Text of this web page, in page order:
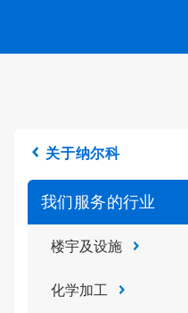
关于纳尔科
我们服务的行业
楼宇及设施
化学加工